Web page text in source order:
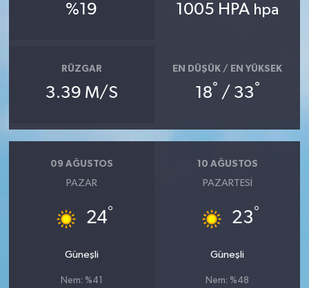
%19 1005 HPA hpa
RÜZGAR
3.39 M/S
EN DÜŞÜK / EN YÜKSEK
18° / 33°
09 AĞUSTOS
PAZAR
24°
Güneşli
Nem: %41
10 AĞUSTOS
PAZARTESI
23°
Güneşli
Nem: %48